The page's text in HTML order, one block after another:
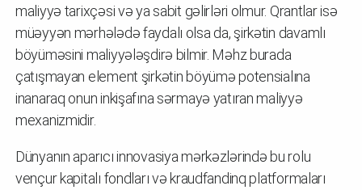
maliyyə tarixçəsi və ya sabit gəlirləri olmur. Qrantlar isə
müəyyən mərhələdə faydalı olsa da, şirkətin davamlı
böyüməsini maliyyələşdirə bilmir. Məhz burada
çatışmayan element şirkətin böyümə potensialına
inanaraq onun inkişafına sərmayə yatıran maliyyə
mexanizmidir.
Dünyanın aparıcı innovasiya mərkəzlərində bu rolu
vençur kapitalı fondları və kraudfandinq platformaları